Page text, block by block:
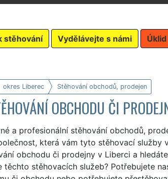
stěhování Vydělávejte s námi Úklid
okres Liberec Stěhování obchodů, prodejen
OBCHODU ČI
a profesionální stěhování obchodů,
která vám tyto stěhovací služby
obchodu či prodejny v Liberci a
těchto stěhovacích služeb? Potřebujete